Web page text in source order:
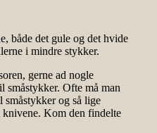
både det gule og det hvide
i mindre stykker.
gerne ad nogle
småstykker. Ofte må man
småstykker og så lige
Kom den findelte